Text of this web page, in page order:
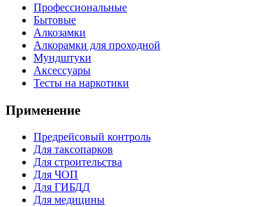
Профессиональные
Бытовые
Алкозамки
Алкорамки для проходной
Мундштуки
Аксессуары
Тесты на наркотики
Применение
Предрейсовый контроль
Для таксопарков
Для строительства
Для ЧОП
Для ГИБДД
Для медицины